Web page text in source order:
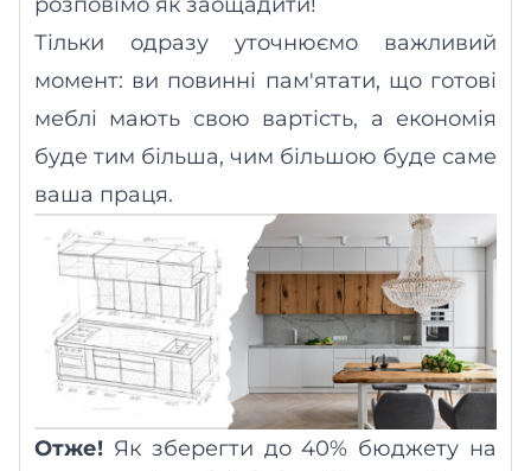
Тільки одразу уточнюємо важливий
момент: ви повинні пам'ятати, що готові
меблі мають свою вартість, а економія
буде тим більша, чим більшою буде саме
ваша праця.
Отже! Як зберегти до 40% бюджету на